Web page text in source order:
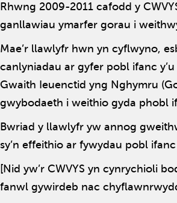
Rhwng 2009-2011 cafodd y
ganllawiau ymarfer gorau i
Mae’r llawlyfr hwn yn cyflwyno,
canlyniadau ar gyfer pobl ifanc
Gwaith Ieuenctid yng Nghymru
gwybodaeth i weithio gyda phobl
Bwriad y llawlyfr yw annog
sy’n effeithio ar fywydau pobl
[Nid yw’r CWVYS yn cynrychioli
fanwl gywirdeb nac